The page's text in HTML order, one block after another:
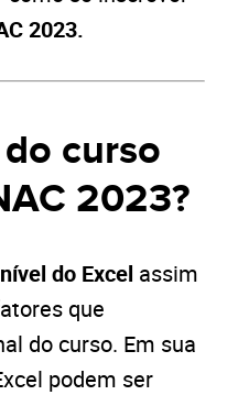
2023.
curso
2023?
nível do Excel assim
que
do curso. Em sua
podem ser